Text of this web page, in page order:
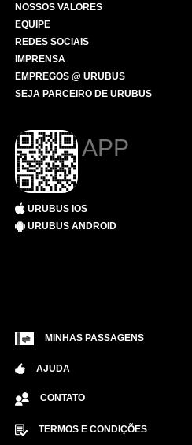
NOSSOS VALORES
EQUIPE
REDES SOCIAIS
IMPRENSA
EMPREGOS @ URUBUS
SEJA PARCEIRO DE URUBUS
APP
URUBUS IOS
URUBUS ANDROID
MINHAS PASSAGENS
AJUDA
CONTATO
TERMOS E CONDIÇÕES